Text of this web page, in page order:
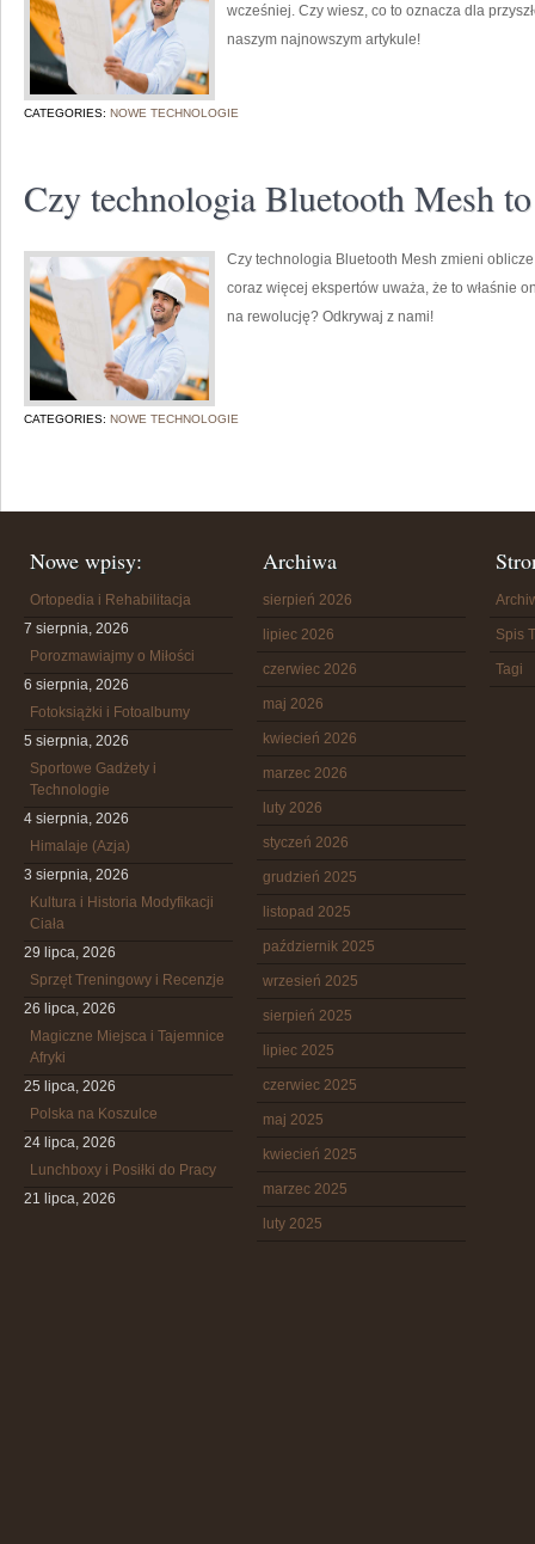
wcześniej. Czy wiesz, co to oznacza dla
naszym najnowszym artykule!
CATEGORIES: NOWE TECHNOLOGIE
Czy technologia Bluetooth Mesh to
Czy technologia Bluetooth Mesh zmieni
coraz więcej ekspertów uważa, że to właśnie
na rewolucję? Odkrywaj z nami!
CATEGORIES: NOWE TECHNOLOGIE
Nowe wpisy:
Ortopedia i Rehabilitacja
7 sierpnia, 2026
Porozmawiajmy o Miłości
6 sierpnia, 2026
Fotoksiążki i Fotoalbumy
5 sierpnia, 2026
Sportowe Gadżety i
Technologie
4 sierpnia, 2026
Himalaje (Azja)
3 sierpnia, 2026
Kultura i Historia Modyfikacji
Ciała
29 lipca, 2026
Sprzęt Treningowy i Recenzje
26 lipca, 2026
Magiczne Miejsca i Tajemnice
Afryki
25 lipca, 2026
Polska na Koszulce
24 lipca, 2026
Lunchboxy i Posiłki do Pracy
21 lipca, 2026
Archiwa
sierpień 2026
lipiec 2026
czerwiec 2026
maj 2026
kwiecień 2026
marzec 2026
luty 2026
styczeń 2026
grudzień 2025
listopad 2025
październik 2025
wrzesień 2025
sierpień 2025
lipiec 2025
czerwiec 2025
maj 2025
kwiecień 2025
marzec 2025
luty 2025
Spis
Tagi